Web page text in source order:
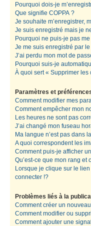
Pourquoi dois-je
Que signifie COPPA ?
Je souhaite m’enregistrer,
Je suis enregistré mais je
Pourquoi ne puis-je pas
Je me suis enregistré par
J’ai perdu mon mot de
Pourquoi suis-je
À quoi sert « Supprimer les
Paramètres et
Comment modifier mes
Comment empêcher mon
Les heures ne sont pas
J’ai changé mon fuseau
Ma langue n’est pas dans
A quoi correspondent les
Comment puis-je afficher
Qu’est-ce que mon rang et
Lorsque je clique sur le lien
connecter !?
Problèmes liés à la
Comment créer un
Comment modifier ou
Comment ajouter une